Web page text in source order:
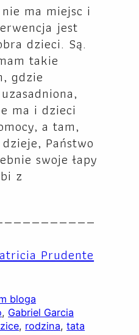
ma miejsc i
jest
dzieci. Są.
takie
gdzie
ma i dzieci
a tam,
Państwo
swoje łapy
z
Prudente
bloga
, Gabriel Garcia
, rodzina, tata